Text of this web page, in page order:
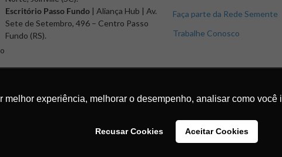
melhor experiência, melhorar o desempenho, analisar como
Recusar Cookies Aceitar Cookies
Escritório Passo Fundo | Aliança Hub | Av.
Sete de Setembro, 496 – Centro Passo
Fundo (RS).
Faça parte da Rede Semente
Trabalhe Conosco